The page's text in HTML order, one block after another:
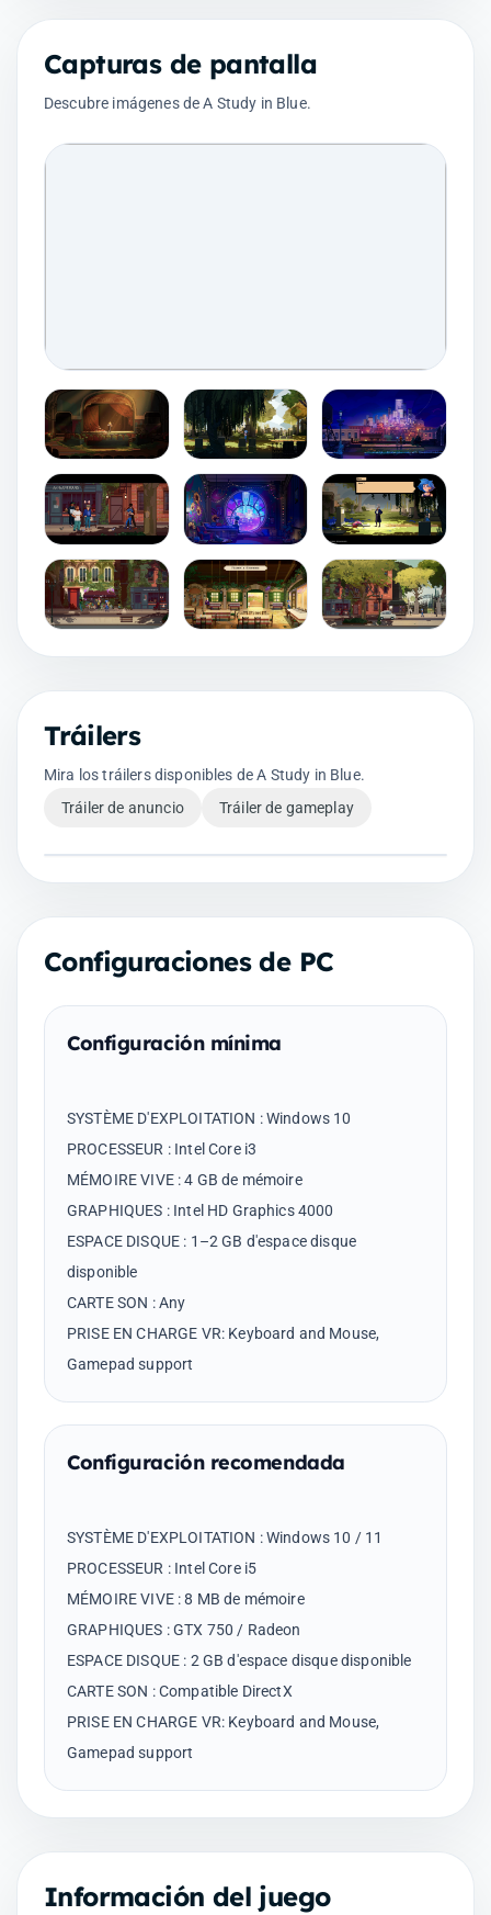
Capturas de pantalla
Descubre imágenes de A Study in Blue.
Tráilers
Mira los tráilers disponibles de A Study in Blue.
Tráiler de anuncio
Tráiler de gameplay
Configuraciones de PC
Configuración mínima
SYSTÈME D'EXPLOITATION : Windows 10
PROCESSEUR : Intel Core i3
MÉMOIRE VIVE : 4 GB de mémoire
GRAPHIQUES : Intel HD Graphics 4000
ESPACE DISQUE : 1–2 GB d'espace disque
disponible
CARTE SON : Any
PRISE EN CHARGE VR: Keyboard and Mouse,
Configuración recomendada
SYSTÈME D'EXPLOITATION : Windows 10 / 11
PROCESSEUR : Intel Core i5
MÉMOIRE VIVE : 8 MB de mémoire
GRAPHIQUES : GTX 750 / Radeon
ESPACE DISQUE : 2 GB d'espace disque disponible
CARTE SON : Compatible DirectX
PRISE EN CHARGE VR: Keyboard and Mouse,
Información del juego